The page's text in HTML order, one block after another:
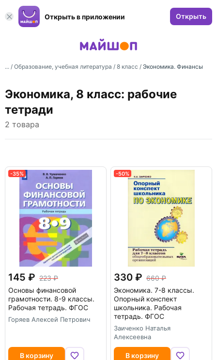
Открыть в приложении Открыть
... / Образование, учебная литература / 8 класс / Экономика. Финансы
Экономика, 8 класс: рабочие
тетради
2 товара
-35%
145
223
Основы финансовой
грамотности. 8-9 классы.
Рабочая тетрадь. ФГОС
Горяев Алексей Петрович
В корзину
-50%
330
660
Экономика. 7-8 классы.
Опорный конспект
школьника. Рабочая
тетрадь. ФГОС
Заиченко Наталья
Алексеевна
В корзину